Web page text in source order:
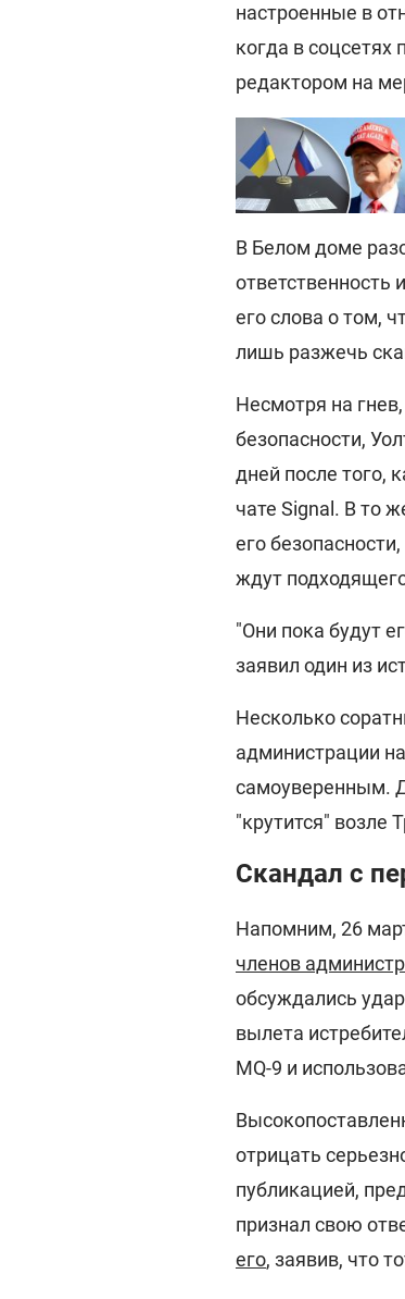
настроенные в
когда в соцсетях
редактором на
В Белом доме
ответственность
его слова о том,
лишь разжечь
Несмотря на
безопасности,
дней после того,
чате Signal. В то
его
ждут
"Они пока будут
заявил один из
Несколько
администрации
самоуверенным.
"крутится" возле
Скандал с
Напомним, 26
членов
обсуждались
вылета
MQ-9 и
отрицать
публикацией,
признал свою
его, заявив, что